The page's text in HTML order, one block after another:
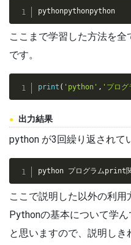
pythonpythonpython
ここまで学習した方法を
です。
print ( 'python' , 'プログ
出力結果
python が3回繰り返されて
python プログラムprint
ここで説明した以外の利
Pythonの基本について学
と思いますので、説明し